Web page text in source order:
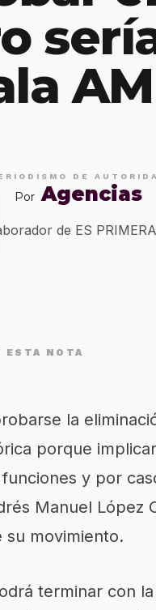
DE
Por Agencias
de ES
ESTA NOTA
la
porque
y por
Manuel López
su movimiento.
terminar con